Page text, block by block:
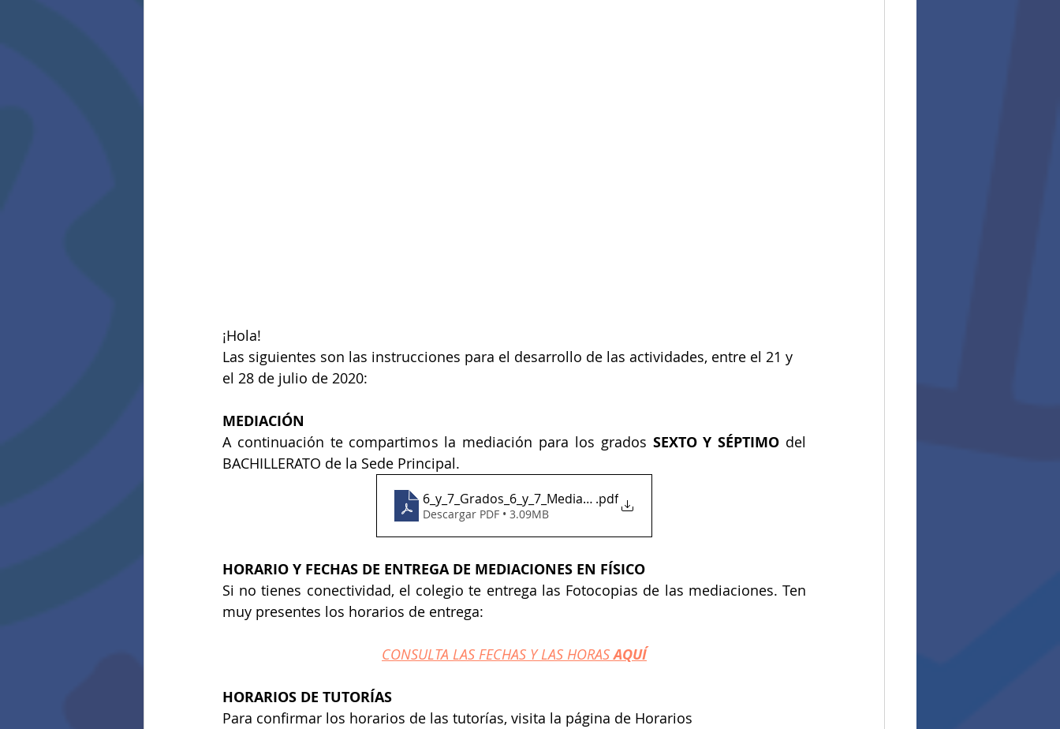
¡Hola!
Las siguientes son las instrucciones para el desarrollo de las actividades, entre el 21 y
el 28 de julio de 2020:
MEDIACIÓN
A continuación te compartimos la mediación para los grados SEXTO Y SÉPTIMO del
BACHILLERATO de la Sede Principal.
6_y_7_Grados_6_y_7_MediaciÃ³n_Uno
.pdf
Descargar PDF • 3.09MB
HORARIO Y FECHAS DE ENTREGA DE MEDIACIONES EN FÍSICO
Si no tienes conectividad, el colegio te entrega las Fotocopias de las mediaciones. Ten
muy presentes los horarios de entrega:
CONSULTA LAS FECHAS Y LAS HORAS AQUÍ
HORARIOS DE TUTORÍAS
Para confirmar los horarios de las tutorías, visita la página de Horarios